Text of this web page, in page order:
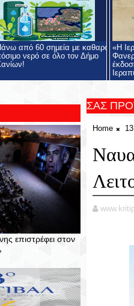
από 60 σημεία με καθαρό
νερό σε όλο τον Δήμο
«Η
επιστρέφει στον
ΣΑΣ
Home